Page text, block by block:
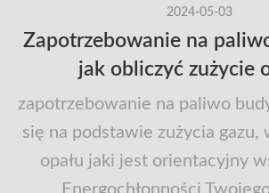
2024-05-03
Zapotrzebowanie na
jak obliczyć zużycie
zapotrzebowanie na paliwo
się na podstawie zużycia gazu,
opału jaki jest orientacyjny